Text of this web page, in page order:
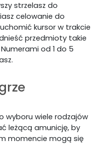
strzelasz do
celowanie do
kursor w trakcie
przedmioty takie
od 1 do 5
wyboru wiele rodzajów
leżącą amunicję, by
momencie mogą się